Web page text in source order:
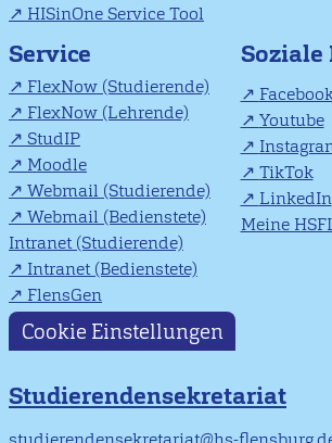
HISinOne Service Tool
Service
FlexNow (Studierende)
FlexNow (Lehrende)
StudIP
Moodle
Webmail (Studierende)
Webmail (Bedienstete)
Intranet (Studierende)
Intranet (Bedienstete)
FlensGen
Soziale
Youtube
TikTok
LinkedIn
Meine
Cookie Einstellungen
Studierendensekretariat